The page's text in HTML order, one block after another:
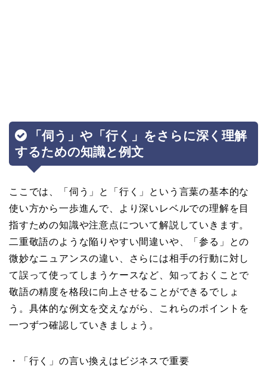
「伺う」や「行く」をさらに深く理解
するための知識と例文
ここでは、「伺う」と「行く」という言葉の基本的な
使い方から一歩進んで、より深いレベルでの理解を目
指すための知識や注意点について解説していきます。
二重敬語のような陥りやすい間違いや、「参る」との
微妙なニュアンスの違い、さらには相手の行動に対し
て誤って使ってしまうケースなど、知っておくことで
敬語の精度を格段に向上させることができるでしょ
う。具体的な例文を交えながら、これらのポイントを
一つずつ確認していきましょう。
・「行く」の言い換えはビジネスで重要